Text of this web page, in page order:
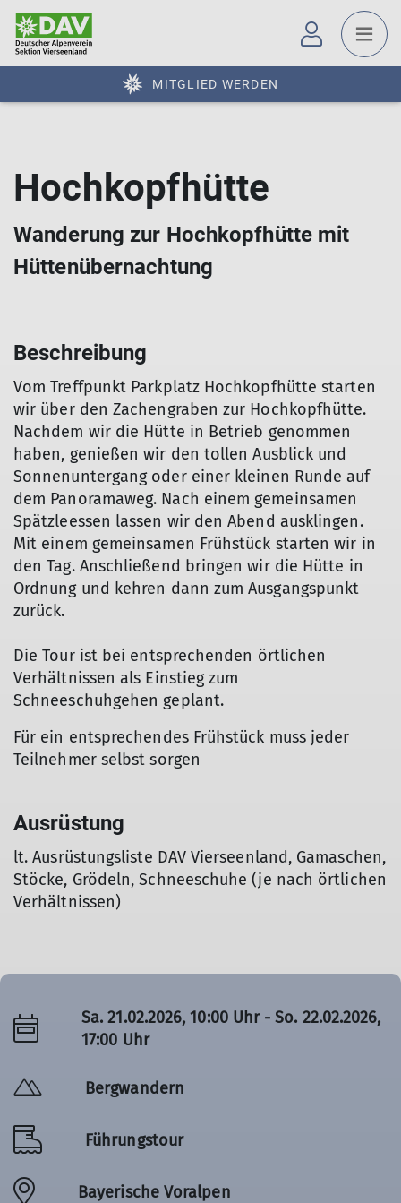
MITGLIED WERDEN
Hochkopfhütte
Wanderung zur Hochkopfhütte mit
Hüttenübernachtung
Beschreibung
Vom Treffpunkt Parkplatz Hochkopfhütte starten
wir über den Zachengraben zur Hochkopfhütte.
Nachdem wir die Hütte in Betrieb genommen
haben, genießen wir den tollen Ausblick und
Sonnenuntergang oder einer kleinen Runde auf
dem Panoramaweg. Nach einem gemeinsamen
Spätzleessen lassen wir den Abend ausklingen.
Mit einem gemeinsamen Frühstück starten wir in
den Tag. Anschließend bringen wir die Hütte in
Ordnung und kehren dann zum Ausgangspunkt
zurück.
Die Tour ist bei entsprechenden örtlichen
Verhältnissen als Einstieg zum
Schneeschuhgehen geplant.
Für ein entsprechendes Frühstück muss jeder
Teilnehmer selbst sorgen
Ausrüstung
lt. Ausrüstungsliste DAV Vierseenland, Gamaschen,
Stöcke, Grödeln, Schneeschuhe (je nach örtlichen
Verhältnissen)
Sa. 21.02.2026, 10:00 Uhr - So. 22.02.2026,
17:00 Uhr
Bergwandern
Führungstour
Bayerische Voralpen